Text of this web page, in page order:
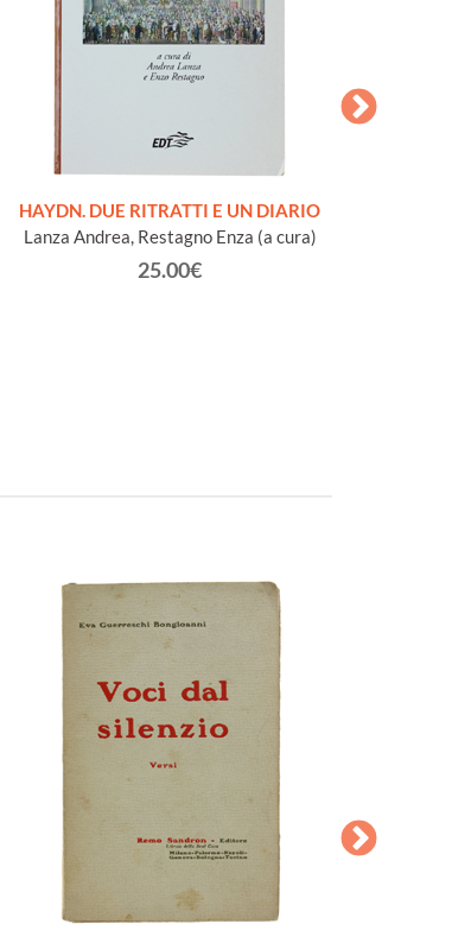
HAYDN. DUE RITRATTI E UN DIARIO
Lanza Andrea, Restagno Enza (a cura)
25.00€